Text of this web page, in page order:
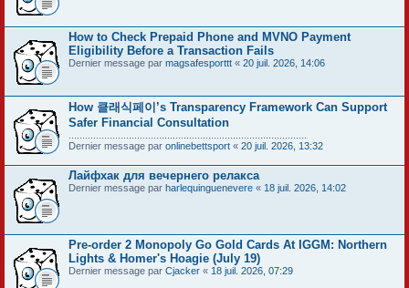
How to Check Prepaid Phone and MVNO Payment
Eligibility Before a Transaction Fails
Dernier message par magsafesporttt « 20 juil. 2026, 14:06
How 클래식페이’s Transparency Framework Can Support
Safer Financial Consultation
Dernier message par onlinebettsport « 20 juil. 2026, 13:32
Лайфхак для вечернего релакса
Dernier message par harlequinguenevere « 18 juil. 2026, 14:02
Pre-order 2 Monopoly Go Gold Cards At IGGM: Northern
Lights & Homer's Hoagie (July 19)
Dernier message par Cjacker « 18 juil. 2026, 07:29